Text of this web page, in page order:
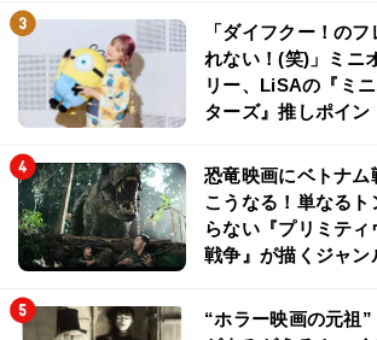
「ダイフクー！の
れない！(笑)」ミニ
リー、LiSAの『ミ
ターズ』推しポイン
恐竜映画にベトナム
こうなる！単なるト
らない『プリミテ
戦争』が描くジャン
“ホラー映画の元祖”